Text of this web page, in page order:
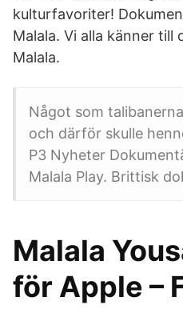
kulturfavoriter!
Malala. Vi alla känner till
Malala.
Något som
och därför skulle
P3 Nyheter
Malala Play. Brittisk
Malala
för Apple –